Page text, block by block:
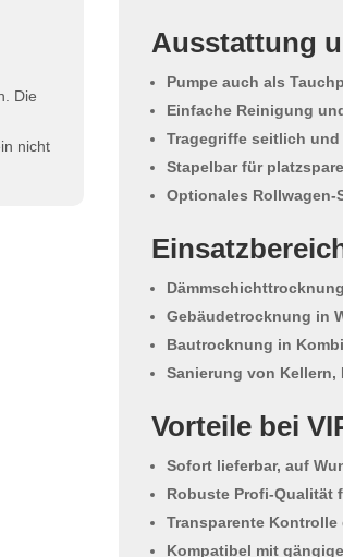
Die
nicht
Ausstattung
Pumpe auch als
Einfache Reinigung
Tragegriffe seitlich und
Stapelbarfür
Optionales Rollwagen-
Gebäudetrocknung in
Bautrocknung in
Sanierung von Kellern,
Vorteile bei
Sofort lieferbar, auf
Robuste Profi-Qualität
Transparente Kontrolle
Kompatibel mit